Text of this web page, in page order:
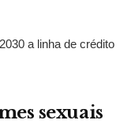
a linha de crédito
sexuais